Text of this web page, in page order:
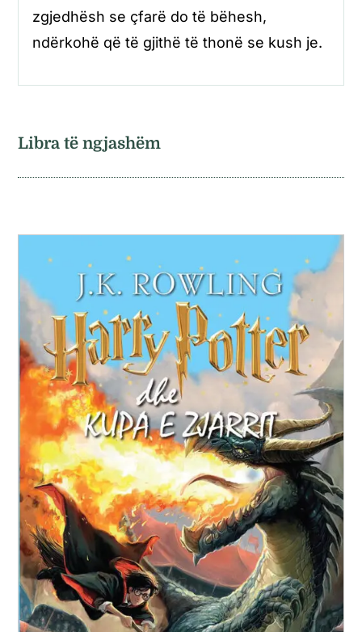
zgjedhësh se çfarë do të bëhesh,
ndërkohë që të gjithë të thonë se kush je.
Libra të ngjashëm